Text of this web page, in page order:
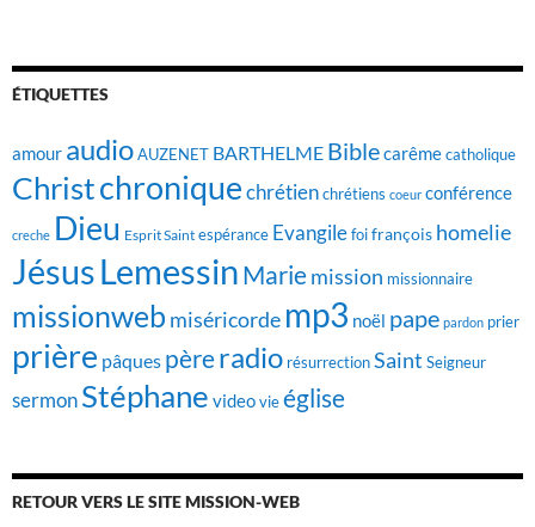
ÉTIQUETTES
amour audioAUZENET BARTHELME Biblecarêmecatholique
Christchronique chrétienchrétiens coeur conférence
creche Dieu Esprit Saint espérance Evangilefoifrançois homelie
JésusLemessinMariemission missionnaire
missionweb miséricorde mp3 noël pape pardon prier
prière pâques pèreradio résurrectionSaint Seigneur
sermon Stéphane videovieéglise
RETOUR VERS LE SITE MISSION-WEB